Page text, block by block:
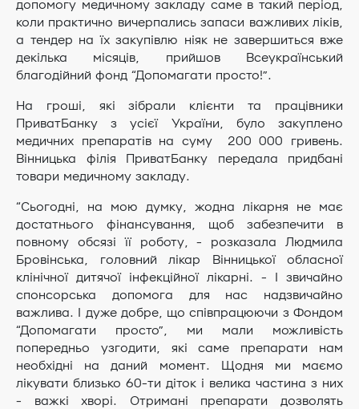
допомогу медичному закладу саме в такий період,
коли практично вичерпались запаси важливих ліків,
а тендер на їх закупівлю ніяк не завершиться вже
декілька місяців, прийшов Всеукраїнський
благодійний фонд “Допомагати просто!”.
На гроші, які зібрали клієнти та працівники
ПриватБанку з усієї України, було закуплено
медичних препаратів на суму 200 000 гривень.
Вінницька філія ПриватБанку передала придбані
товари медичному закладу.
“Сьогодні, на мою думку, жодна лікарня не має
достатнього фінансування, щоб забезпечити в
повному обсязі її роботу, - розказала Людмила
Бровінська, головний лікар Вінницької обласної
клінічної дитячої інфекційної лікарні. - І звичайно
спонсорська допомога для нас надзвичайно
важлива. І дуже добре, що співпрацюючи з Фондом
“Допомагати просто”, ми мали можливість
попередньо узгодити, які саме препарати нам
необхідні на даний момент. Щодня ми маємо
лікувати близько 60-ти діток і велика частина з них
- важкі хворі. Отримані препарати дозволять